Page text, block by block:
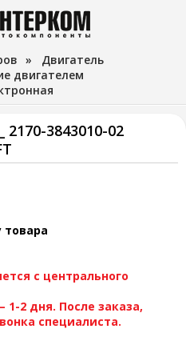
» Двигатель
двигателем
3843010-02
товара
с центрального
2 дня. После заказа,
специалиста.